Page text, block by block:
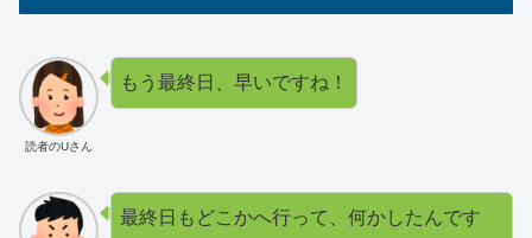
読者のUさん
もう最終日、早いですね！
最終日もどこかへ行って、何かしたんです